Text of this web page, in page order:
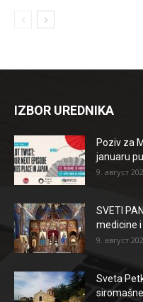
IZBOR UREDNIKA
Poziv za
januaru
9. август
SVETI
medicine
9. август
Sveta
siromašne